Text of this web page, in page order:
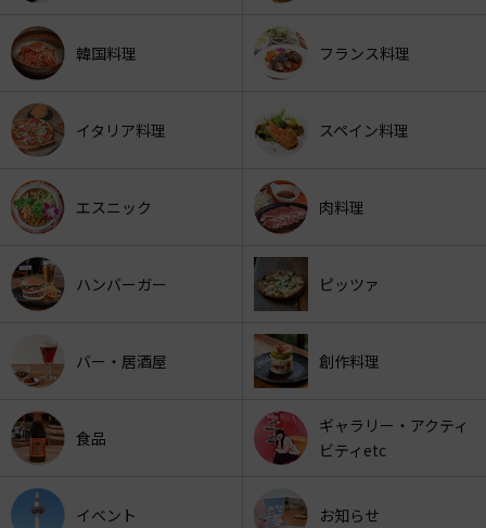
韓国料理 フランス料理
イタリア料理 スペイン料理
エスニック 肉料理
ハンバーガー ピッツァ
バー・居酒屋 創作料理
食品
ギャラリー・アクティ
ビティetc
イベント お知らせ